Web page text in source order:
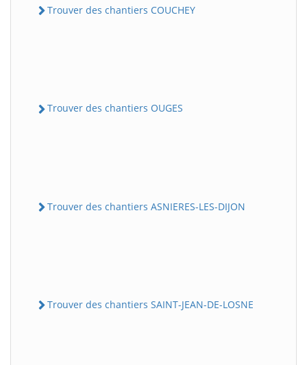
Trouver des chantiers COUCHEY
Trouver des chantiers OUGES
Trouver des chantiers ASNIERES-LES-DIJON
Trouver des chantiers SAINT-JEAN-DE-LOSNE